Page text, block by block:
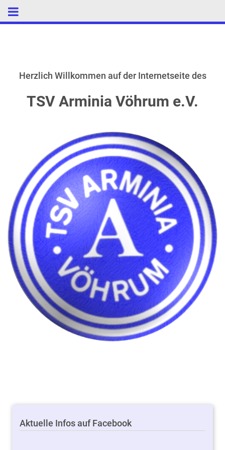
Herzlich Willkommen auf der Internetseite des
TSV Arminia Vöhrum e.V.
Aktuelle Infos auf Facebook